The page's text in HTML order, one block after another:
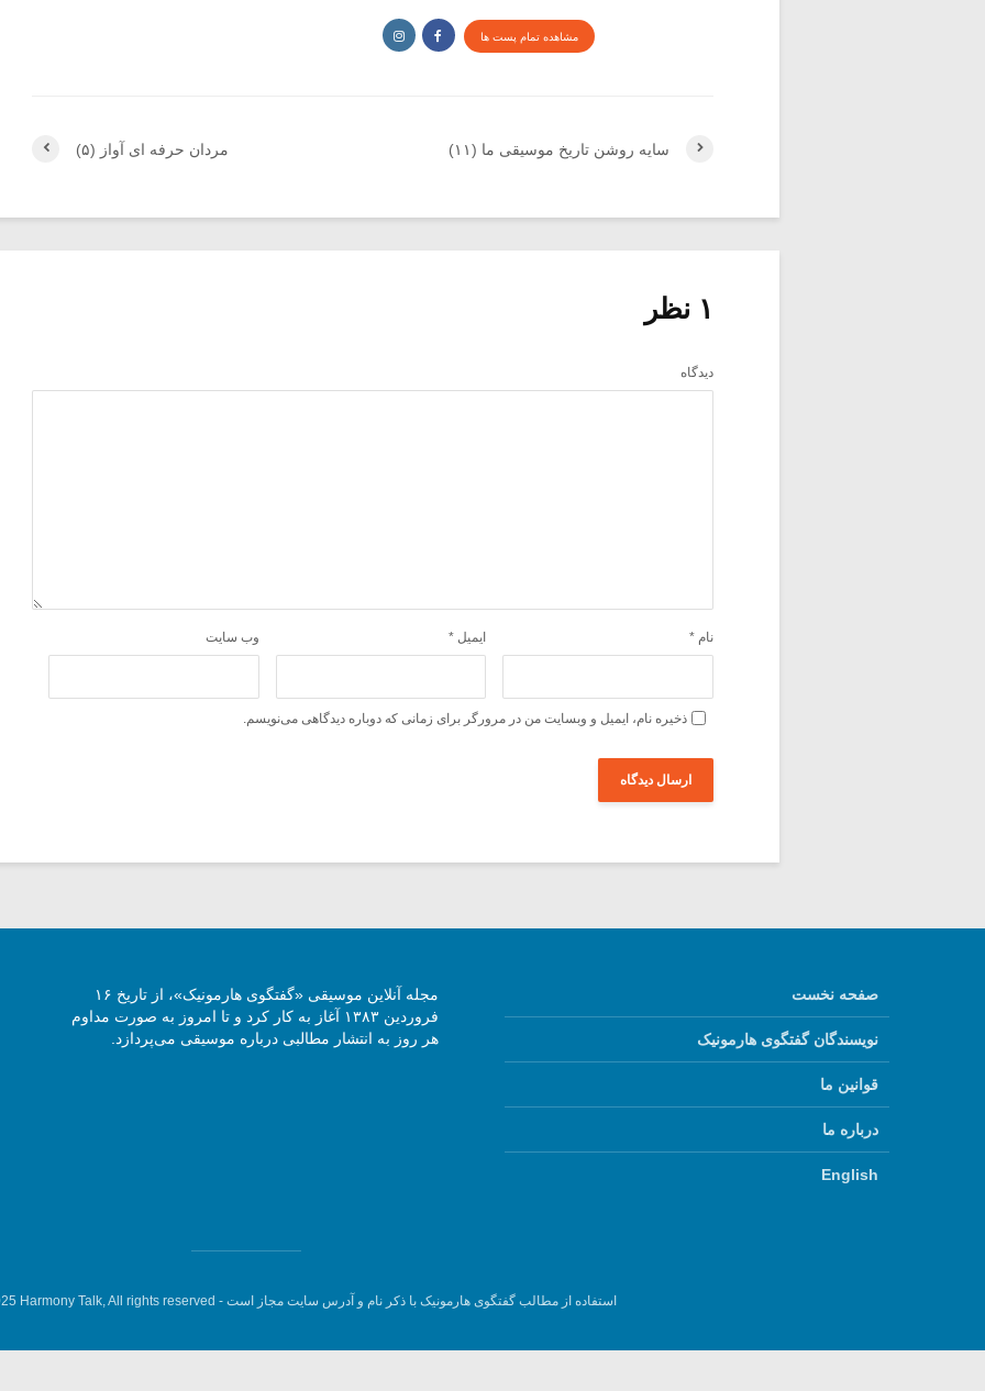
مشاهده تمام پست ها
مردان حرفه ای آواز (۵) سایه روشن تاریخ موسیقی ما (۱۱)
۱ نظر
دیدگاه
نام * ایمیل * وب‌ سایت
ذخیره نام، ایمیل و وبسایت من در مرورگر برای زمانی که دوباره دیدگاهی می‌نویسم.
صفحه نخست
نویسندگان گفتگوی هارمونیک
قوانین ما
درباره ما
English
مجله آنلاین موسیقی «گفتگوی هارمونیک»، از تاریخ ۱۶
فروردین ۱۳۸۳ آغاز به کار کرد و تا امروز به صورت مداوم
هر روز به انتشار مطالبی درباره موسیقی می‌پردازد.
استفاده از مطالب گفتگوی هارمونیک با ذکر نام و آدرس سایت مجاز است - Harmony Talk, All rights reserved.